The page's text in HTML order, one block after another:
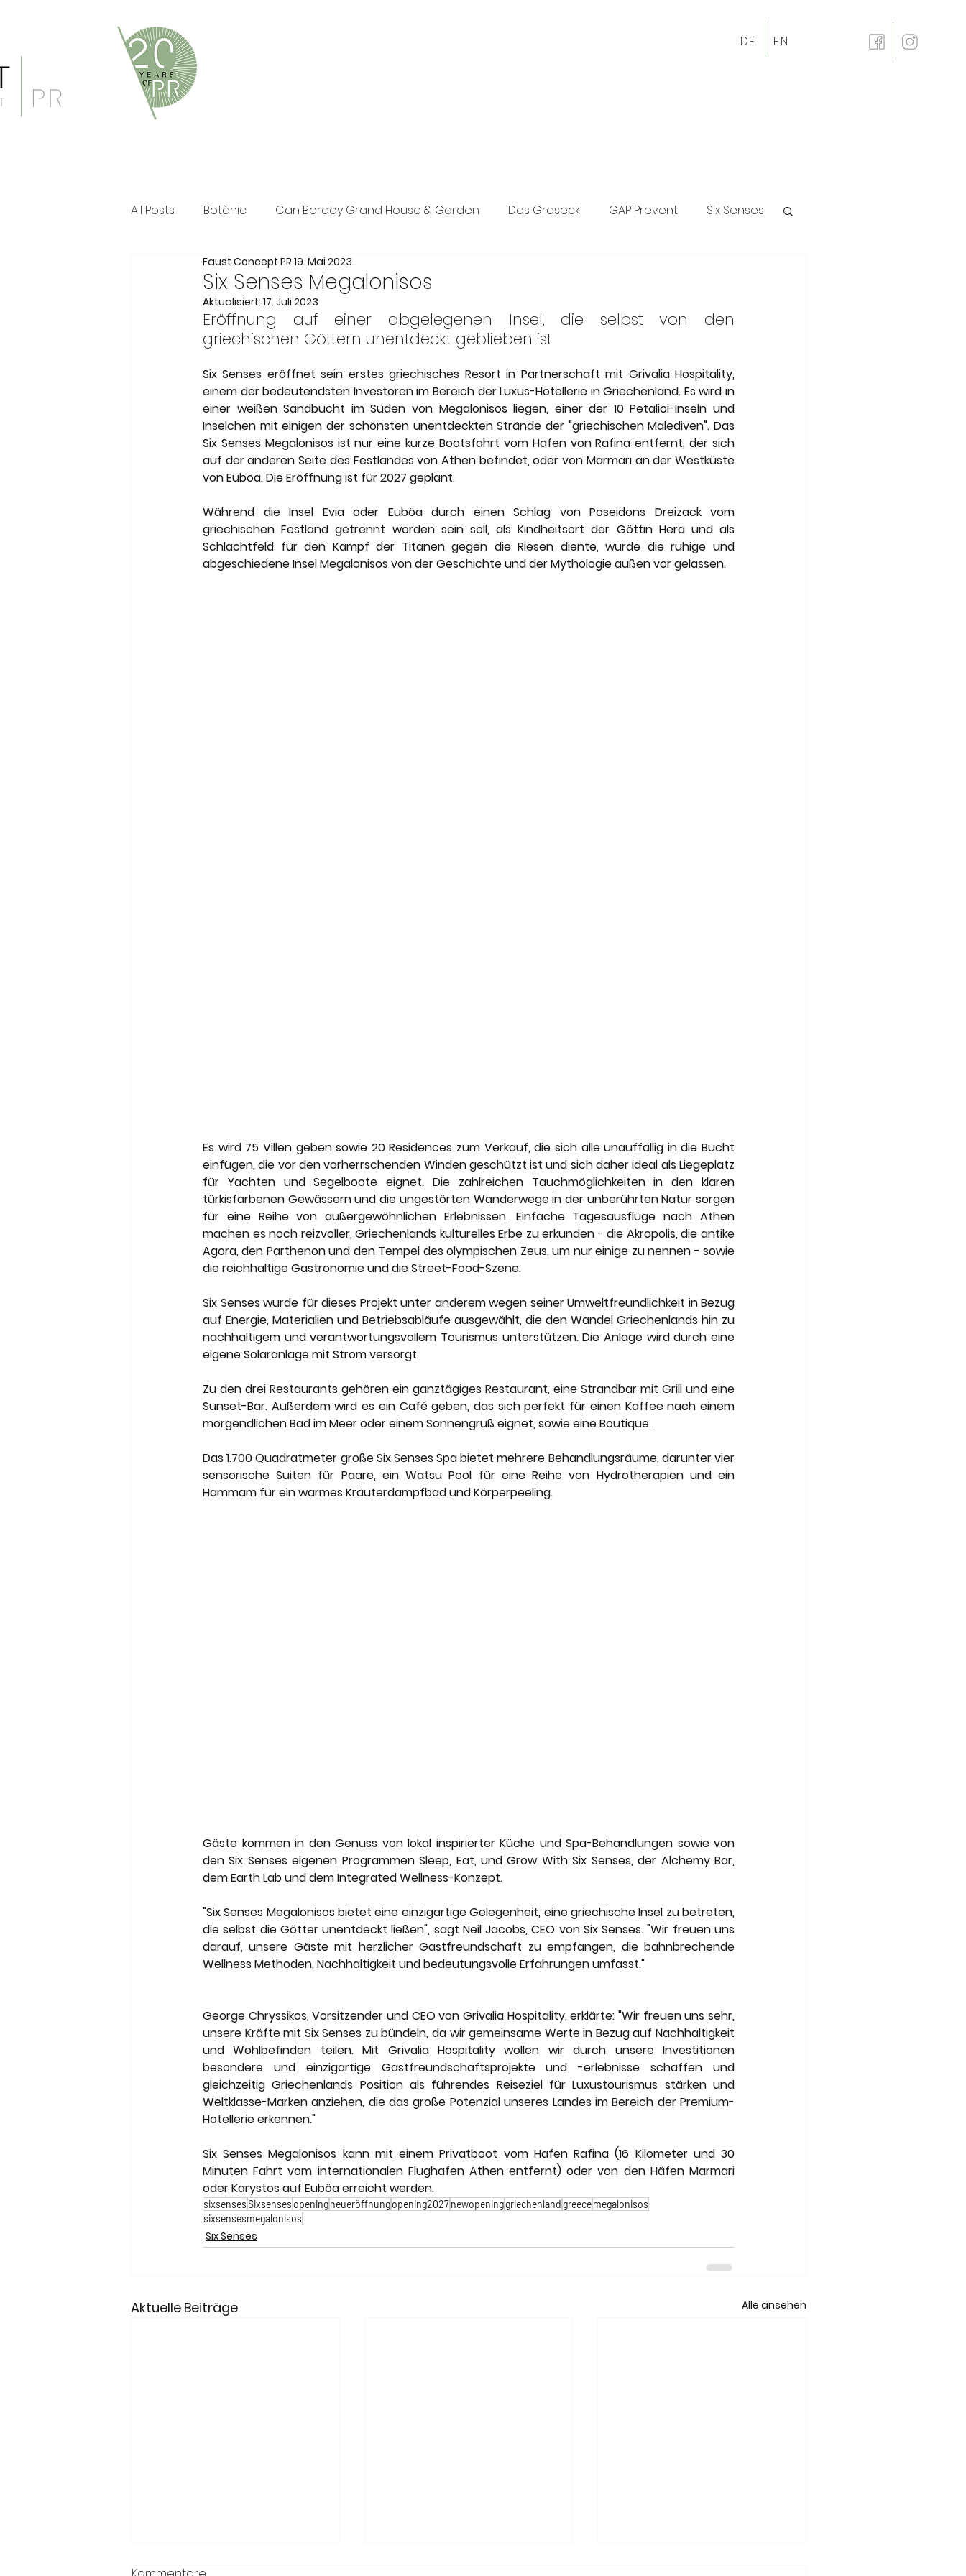
und persönliche Beratung in den Bereichen Tourismus, Hotel, Wellness und Lifestyle.
Klassische PR im Print Bereich, Events sowie Social Media.
DE EN
All Posts Botànic Can Bordoy Grand House & Garden Das Graseck GAP Prevent Six Senses
The Ozen Collection Faust Concept PR
Meneghetti Wine Hotel & Winery Karriere Lefay Resorts Maslina Resort Art of Travel
Son Moli Country House Vestige Collection The Thinking Traveller
Six Senses Megalonisos
Faust Concept PR 19. Mai 2023
Aktualisiert: 17. Juli 2023
Eröffnung auf einer abgelegenen Insel, die selbst von den
griechischen Göttern unentdeckt geblieben ist
Six Senses eröffnet sein erstes griechisches Resort in Partnerschaft mit Grivalia Hospitality,
einem der bedeutendsten Investoren im Bereich der Luxus-Hotellerie in Griechenland. Es wird in
einer weißen Sandbucht im Süden von Megalonisos liegen, einer der 10 Petalioi-Inseln und
Inselchen mit einigen der schönsten unentdeckten Strände der "griechischen Malediven". Das
Six Senses Megalonisos ist nur eine kurze Bootsfahrt vom Hafen von Rafina entfernt, der sich
auf der anderen Seite des Festlandes von Athen befindet, oder von Marmari an der Westküste
von Euböa. Die Eröffnung ist für 2027 geplant.
Während die Insel Evia oder Euböa durch einen Schlag von Poseidons Dreizack vom
griechischen Festland getrennt worden sein soll, als Kindheitsort der Göttin Hera und als
Schlachtfeld für den Kampf der Titanen gegen die Riesen diente, wurde die ruhige und
abgeschiedene Insel Megalonisos von der Geschichte und der Mythologie außen vor gelassen.
Es wird 75 Villen geben sowie 20 Residences zum Verkauf, die sich alle unauffällig in die Bucht
einfügen, die vor den vorherrschenden Winden geschützt ist und sich daher ideal als Liegeplatz
für Yachten und Segelboote eignet. Die zahlreichen Tauchmöglichkeiten in den klaren
türkisfarbenen Gewässern und die ungestörten Wanderwege in der unberührten Natur sorgen
für eine Reihe von außergewöhnlichen Erlebnissen. Einfache Tagesausflüge nach Athen
machen es noch reizvoller, Griechenlands kulturelles Erbe zu erkunden - die Akropolis, die antike
Agora, den Parthenon und den Tempel des olympischen Zeus, um nur einige zu nennen - sowie
die reichhaltige Gastronomie und die Street-Food-Szene.
Six Senses wurde für dieses Projekt unter anderem wegen seiner Umweltfreundlichkeit in Bezug
auf Energie, Materialien und Betriebsabläufe ausgewählt, die den Wandel Griechenlands hin zu
nachhaltigem und verantwortungsvollem Tourismus unterstützen. Die Anlage wird durch eine
eigene Solaranlage mit Strom versorgt.
Zu den drei Restaurants gehören ein ganztägiges Restaurant, eine Strandbar mit Grill und eine
Sunset-Bar. Außerdem wird es ein Café geben, das sich perfekt für einen Kaffee nach einem
morgendlichen Bad im Meer oder einem Sonnengruß eignet, sowie eine Boutique.
Das 1.700 Quadratmeter große Six Senses Spa bietet mehrere Behandlungsräume, darunter vier
sensorische Suiten für Paare, ein Watsu Pool für eine Reihe von Hydrotherapien und ein
Hammam für ein warmes Kräuterdampfbad und Körperpeeling.
Gäste kommen in den Genuss von lokal inspirierter Küche und Spa-Behandlungen sowie von
den Six Senses eigenen Programmen Sleep, Eat, und Grow With Six Senses, der Alchemy Bar,
dem Earth Lab und dem Integrated Wellness-Konzept.
"Six Senses Megalonisos bietet eine einzigartige Gelegenheit, eine griechische Insel zu betreten,
die selbst die Götter unentdeckt ließen", sagt Neil Jacobs, CEO von Six Senses. "Wir freuen uns
darauf, unsere Gäste mit herzlicher Gastfreundschaft zu empfangen, die bahnbrechende
Wellness Methoden, Nachhaltigkeit und bedeutungsvolle Erfahrungen umfasst."
George Chryssikos, Vorsitzender und CEO von Grivalia Hospitality, erklärte: "Wir freuen uns sehr,
unsere Kräfte mit Six Senses zu bündeln, da wir gemeinsame Werte in Bezug auf Nachhaltigkeit
und Wohlbefinden teilen. Mit Grivalia Hospitality wollen wir durch unsere Investitionen
besondere und einzigartige Gastfreundschaftsprojekte und -erlebnisse schaffen und
gleichzeitig Griechenlands Position als führendes Reiseziel für Luxustourismus stärken und
Weltklasse-Marken anziehen, die das große Potenzial unseres Landes im Bereich der Premium-
Hotellerie erkennen."
Six Senses Megalonisos kann mit einem Privatboot vom Hafen Rafina (16 Kilometer und 30
Minuten Fahrt vom internationalen Flughafen Athen entfernt) oder von den Häfen Marmari
oder Karystos auf Euböa erreicht werden.
sixsensesSixsenses openingneueröffnungopening2027newopeninggriechenlandgreecemegalonisos
sixsensesmegalonisos
Six Senses
Aktuelle Beiträge Alle ansehen